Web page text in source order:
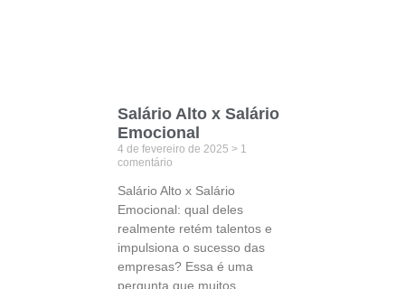
Salário Alto x Salário
Emocional
4 de fevereiro de 2025
1
comentário
Salário Alto x Salário
Emocional: qual deles
realmente retém talentos e
impulsiona o sucesso das
empresas? Essa é uma
pergunta que muitos